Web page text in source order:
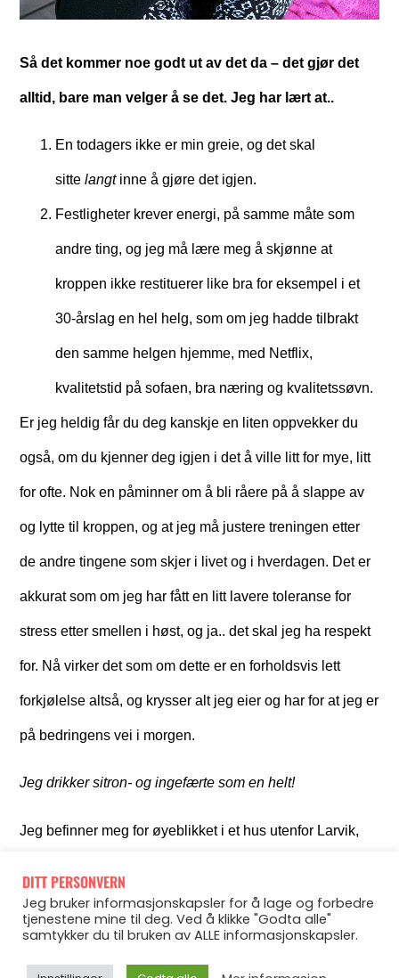
Så det kommer noe godt ut av det da – det gjør det
alltid, bare man velger å se det. Jeg har lært at..
En todagers ikke er min greie, og det skal
sittelangt inne å gjøre det igjen.
Festligheter krever energi, på samme måte som
andre ting, og jeg må lære meg å skjønne at
kroppen ikke restituerer like bra for eksempel i et
30-årslag en hel helg, som om jeg hadde tilbrakt
den samme helgen hjemme, med Netflix,
kvalitetstid på sofaen, bra næring og kvalitetssøvn.
Er jeg heldig får du deg kanskje en liten oppvekker du
også, om du kjenner deg igjen i det å ville litt for mye, litt
for ofte. Nok en påminner om å bli råere på å slappe av
og lytte til kroppen, og at jeg må justere treningen etter
de andre tingene som skjer i livet og i hverdagen. Det er
akkurat som om jeg har fått en litt lavere toleranse for
stress etter smellen i høst, og ja.. det skal jeg ha respekt
for. Nå virker det som om dette er en forholdsvis lett
forkjølelse altså, og krysser alt jeg eier og har for at jeg er
på bedringens vei i morgen.
Jeg drikker sitron- og ingefærte som en helt!
Jeg befinner meg for øyeblikket i et hus utenfor Larvik,
vakkert her, og perfekt miljø til de treningsfilmene jeg har
planer om å lage til i sommer. Så kjære forkjølelse – takk
for påminnelsen om å lytte til kroppen, men nå ære´nok.
DITT PERSONVERN
Jeg bruker informasjonskapsler for å lage og forbedre
tjenestene mine til deg. Ved å klikke "Godta alle"
samtykker du til bruken av ALLE informasjonskapsler.